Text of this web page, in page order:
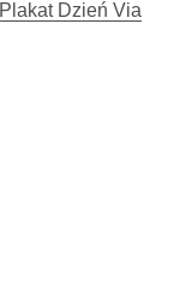
Plakat Dzień Via